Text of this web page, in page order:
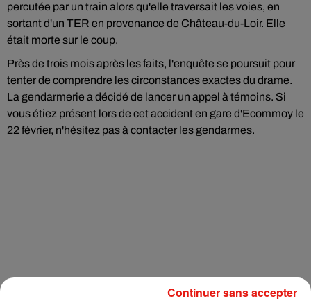
percutée par un train alors qu'elle traversait les voies, en
sortant d'un TER en provenance de Château-du-Loir. Elle
était morte sur le coup.
Près de trois mois après les faits, l'enquête se poursuit pour
tenter de comprendre les circonstances exactes du drame.
La gendarmerie a décidé de lancer un appel à témoins. Si
vous étiez présent lors de cet accident en gare d'Ecommoy le
22 février, n'hésitez pas à contacter les gendarmes.
Continuer sans accepter